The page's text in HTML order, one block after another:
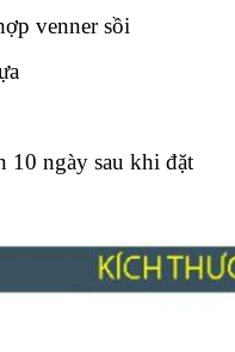
venner sồi
10 ngày sau khi đặt